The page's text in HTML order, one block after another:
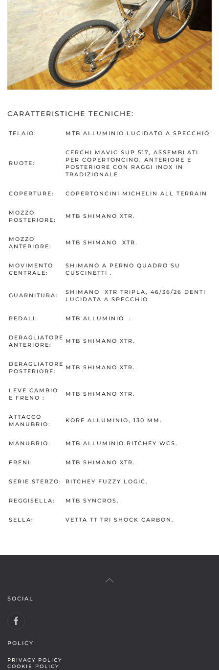
CARATTERISTICHE TECNICHE:
TELAIO: MTB ALLUMINIO LUCIDATO A SPECCHIO
RUOTE:
CERCHI MAVIC SUP 517, ASSEMBLATI
PER COPERTONCINO, ANTERIORE E
POSTERIORE CON RAGGI INOX IN
TRADIZIONALE.
COPERTURE: COPERTONCINI MICHELIN ALL TERRAIN
MOZZO
POSTERIORE:
MTB SHIMANO XTR.
MOZZO
ANTERIORE:
MTB SHIMANO XTR.
MOVIMENTO
CENTRALE:
SHIMANO A PERNO QUADRO SU
CUSCINETTI .
GUARNITURA:
SHIMANO XTR TRIPLA, 46/36/26 DENTI
LUCIDATA A SPECCHIO
PEDALI: MTB ALLUMINIO .
DERAGLIATORE
ANTERIORE:
MTB SHIMANO XTR.
DERAGLIATORE
POSTERIORE:
MTB SHIMANO XTR.
LEVE CAMBIO
E FRENO :
MTB SHIMANO XTR.
ATTACCO
MANUBRIO:
KORE ALLUMINIO, 130 MM.
MANUBRIO: MTB ALLUMINIO RITCHEY WCS.
FRENI: MTB SHIMANO XTR.
SERIE STERZO: RITCHEY FUZZY LOGIC.
REGGISELLA: MTB SYNCROS.
SELLA: VETTA TT TRI SHOCK CARBON.
SOCIAL
POLICY
PRIVACY POLICY
COOKIE POLICY